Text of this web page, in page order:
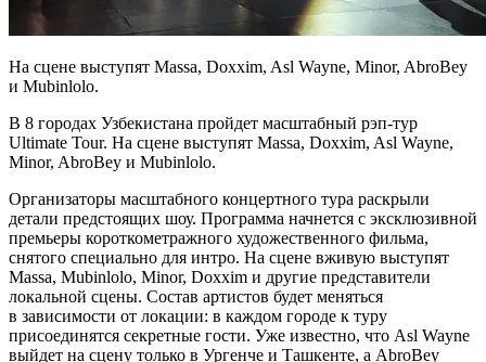
На сцене выступят Massa, Doxxim, Asl Wayne, Minor, AbroBey
и Mubinlolo.
В 8 городах Узбекистана пройдет масштабный рэп-тур
Ultimate Tour. На сцене выступят Massa, Doxxim, Asl Wayne,
Minor, AbroBey и Mubinlolo.
Организаторы масштабного концертного тура раскрыли
детали предстоящих шоу. Программа начнется с эксклюзивной
премьеры короткометражного художественного фильма,
снятого специально для интро. На сцене вживую выступят
Massa, Mubinlolo, Minor, Doxxim и другие представители
локальной сцены. Состав артистов будет меняться
в зависимости от локации: в каждом городе к туру
присоединятся секретные гости. Уже известно, что Asl Wayne
выйдет на сцену только в Ургенче и Ташкенте, а AbroBey